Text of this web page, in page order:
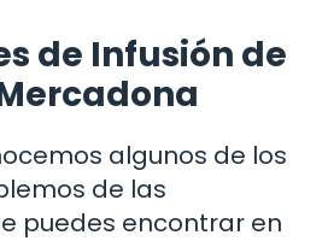
de Infusión de
algunos de los
de las
puedes encontrar en